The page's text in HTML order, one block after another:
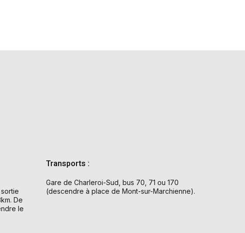
De
le
Transports :
Gare de Charleroi-Sud, bus 70, 71 ou 170
(descendre à place de Mont-sur-Marchienne).